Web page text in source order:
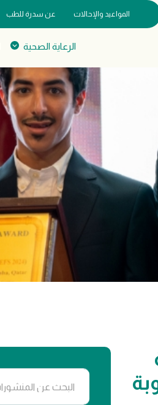
المواعيد والإحالات عن سدرة للطب
الرعاية الصحية